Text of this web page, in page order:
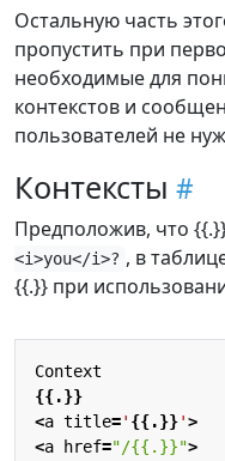
Остальную часть
пропустить при
необходимые для
контекстов и
пользователей не
Контексты
Предположив, что
<i>you</i>? , в
{{.}} при
Context
{{.}}
<a title=' {{.}}'>
<a href="/{{.}}">